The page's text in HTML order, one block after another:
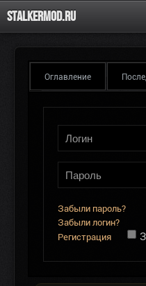
Stalkermod.ru
Оглавление
Забыли пароль?
Забыли логин?
Регистрация